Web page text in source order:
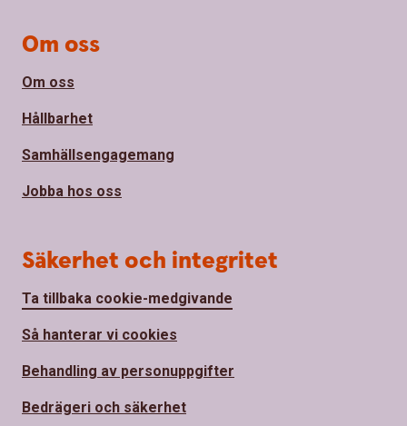
Om oss
Om oss
Hållbarhet
Samhällsengagemang
Jobba hos oss
Säkerhet och integritet
Ta tillbaka cookie-medgivande
Så hanterar vi cookies
Behandling av personuppgifter
Bedrägeri och säkerhet